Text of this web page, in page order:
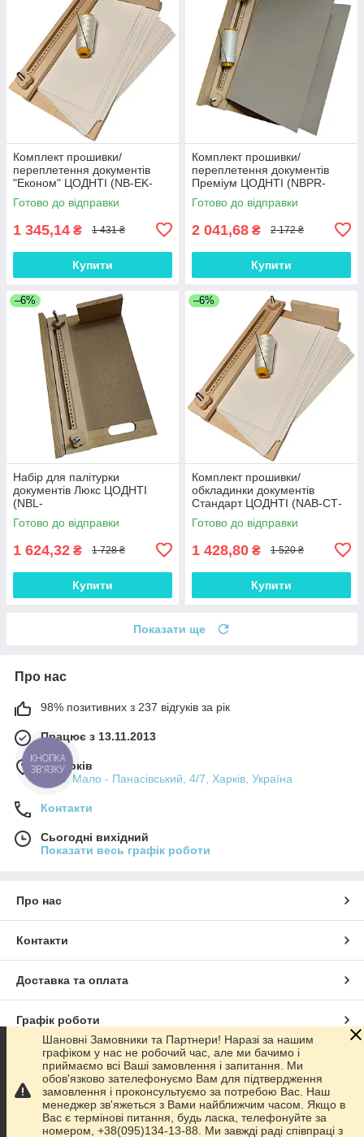
Комплект прошивки/
переплетення документів
"Економ" ЦОДНТІ (NB-EK-
CPU+20KMM/HE-А4+KN2)
Готово до відправки
1 345,14 ₴ 1 431 ₴
Купити
Комплект прошивки/
переплетення документів
Преміум ЦОДНТІ (NBPR-
МС-2015+10P-О-А4+KN2)
Готово до відправки
2 041,68 ₴ 2 172 ₴
Купити
–6%
Набір для палітурки
документів Люкс ЦОДНТІ
(NBL-
МС-2015/CPU+20KPL+KN3)
Готово до відправки
1 624,32 ₴ 1 728 ₴
Купити
–6%
Комплект прошивки/
обкладинки документів
Стандарт ЦОДНТІ (NАB-СТ-
CPU+20KPL-А4+KN-2)
Готово до відправки
1 428,80 ₴ 1 520 ₴
Купити
Показати ще
Про нас
98% позитивних з 237 відгуків за рік
Працює з 13.11.2013
м. Харків
пров. Мало - Панасівський, 4/7, Харків, Україна
Контакти
Сьогодні вихідний
Показати весь графік роботи
Про нас
Контакти
Доставка та оплата
Графік роботи
Повна версія сайту
Сайт створено на маркетплейсіProm.ua
Шановні Замовники та Партнери! Наразі за нашим
графіком у нас не робочий час, але ми бачимо і
приймаємо всі Ваші замовлення і запитання. Ми
обов'язково зателефонуємо Вам для підтвердження
замовлення і проконсультуємо за потребою Вас. Наш
менеджер зв'яжеться з Вами найближчим часом. Якщо в
Вас є термінові питання, будь ласка, телефонуйте за
номером, +38(095)134-13-88. Ми завжді раді співпраці з
КНОПКА
ЗВ'ЯЗКУ